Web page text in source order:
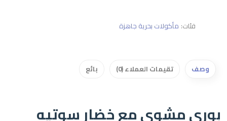
فئات: مأكولات بحرية جاهزة
وصف تقيمات العملاء (0) بائع
بوري مشوي مع خضار سوتيه